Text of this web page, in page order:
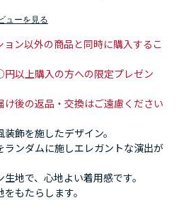
ューを見る
ン以外の商品と同時に購入するこ
以上購入の方への限定プレゼン
後の返品・交換はご遠慮ください
飾を施したデザイン。
ンダムに施しエレガントな演出が
地で、心地よい着用感です。
もたらします。